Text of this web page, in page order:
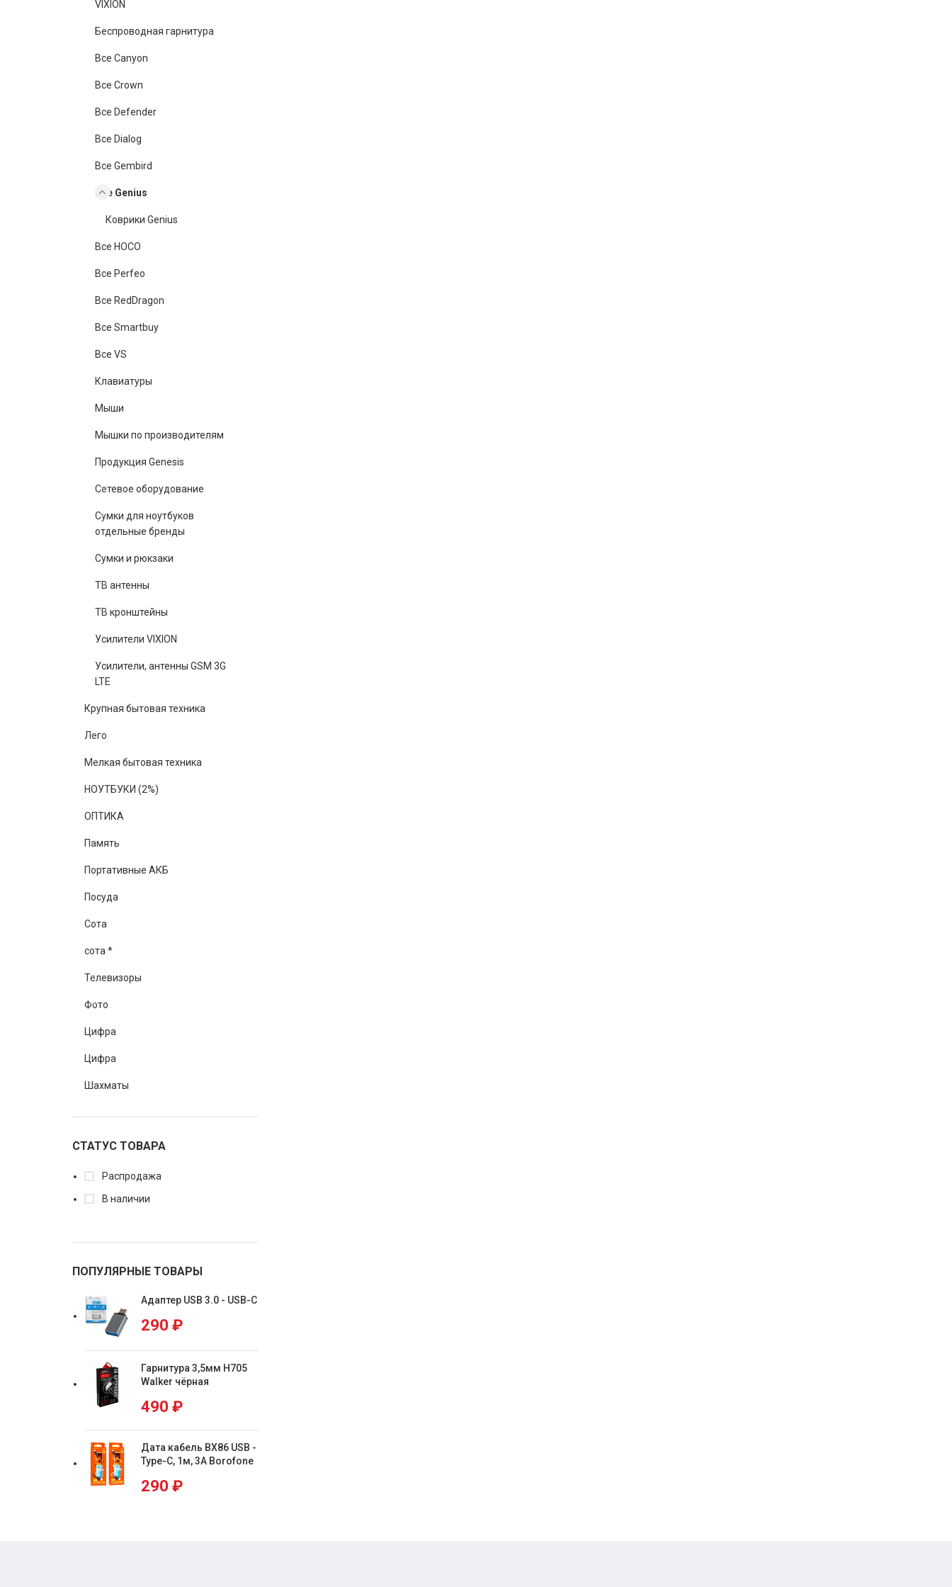
VIXION
Беспроводная гарнитура
Все Canyon
Все Crown
Все Defender
Все Dialog
Все Gembird
Все Genius
Коврики Genius
Все HOCO
Все Perfeo
Все RedDragon
Все Smartbuy
Все VS
Клавиатуры
Мыши
Мышки по производителям
Продукция Genesis
Сетевое оборудование
Сумки для ноутбуков
отдельные бренды
Сумки и рюкзаки
ТВ антенны
ТВ кронштейны
Усилители VIXION
Усилители, антенны GSM 3G
LTE
Крупная бытовая техника
Лего
Мелкая бытовая техника
НОУТБУКИ (2%)
ОПТИКА
Память
Портативные АКБ
Посуда
Сота
сота *
Телевизоры
Фото
Цифра
Цифра
Шахматы
СТАТУС ТОВАРА
Распродажа
В наличии
ПОПУЛЯРНЫЕ ТОВАРЫ
Адаптер USB 3.0 - USB-C
290 ₽
Гарнитура 3,5мм H705
Walker чёрная
490 ₽
Дата кабель BX86 USB -
Type-C, 1м, 3А Borofone
290 ₽